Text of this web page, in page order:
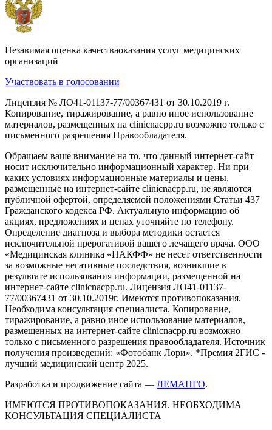
Незавимая оценка качестваоказания услуг медицинских
организаций
Участвовать в голосовании
Лицензия № ЛО41-01137-77/00367431 от 30.10.2019 г.
Копирование, тиражирование, а равно иное использование
материалов, размещенных на clinicnacpp.ru возможно только с
письменного разрешения Правообладателя.
Обращаем ваше внимание на то, что данный интернет-сайт
носит исключительно информационный характер. Ни при
каких условиях информационные материалы и цены,
размещенные на интернет-сайте clinicnacpp.ru, не являются
публичной офертой, определяемой положениями Статьи 437
Гражданского кодекса РФ. Актуальную информацию об
акциях, предложениях и ценах уточняйте по телефону.
Определение диагноза и выбора методики остается
исключительной прерогативой вашего лечащего врача. ООО
«Медицинская клиника «НАКФФ» не несет ответственности
за возможные негативные последствия, возникшие в
результате использования информации, размещенной на
интернет-сайте clinicnacpp.ru. Лицензия ЛО41-01137-
77/00367431 от 30.10.2019г. Имеются противопоказания.
Необходима консультация специалиста. Копирование,
тиражирование, а равно иное использование материалов,
размещенных на интернет-сайте clinicnacpp.ru возможно
только с письменного разрешения правообладателя. Источник
получения произведений: «Фотобанк Лори». *Премия 2ГИС -
лучший медицинский центр 2025.
Разработка и продвижение сайта — ЛЕМАНГО.
ИМЕЮТСЯ ПРОТИВОПОКАЗАНИЯ. НЕОБХОДИМА
КОНСУЛЬТАЦИЯ СПЕЦИАЛИСТА